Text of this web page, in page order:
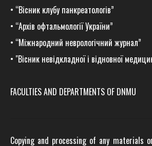
• “Вісник клубу панкреатологів”
• “Архів офтальмології України”
• “Міжнародний неврологічний журнал”
• "Вісник невідкладної і відновної
FACULTIES AND DEPARTMENTS OF DNMU
Copying and processing of any materials